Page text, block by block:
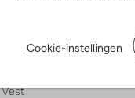
Cookie-instellingen
Nieuw
Vest